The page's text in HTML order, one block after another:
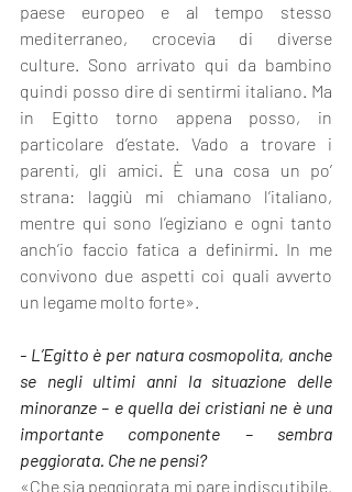
paese europeo e al tempo stesso
mediterraneo, crocevia di diverse
culture. Sono arrivato qui da bambino
quindi posso dire di sentirmi italiano. Ma
in Egitto torno appena posso, in
particolare d’estate. Vado a trovare i
parenti, gli amici. È una cosa un po’
strana: laggiù mi chiamano l’italiano,
mentre qui sono l’egiziano e ogni tanto
anch’io faccio fatica a definirmi. In me
convivono due aspetti coi quali avverto
un legame molto forte».
- L’Egitto è per natura cosmopolita, anche
se negli ultimi anni la situazione delle
minoranze – e quella dei cristiani ne è una
importante componente – sembra
peggiorata. Che ne pensi?
«Che sia peggiorata mi pare indiscutibile.